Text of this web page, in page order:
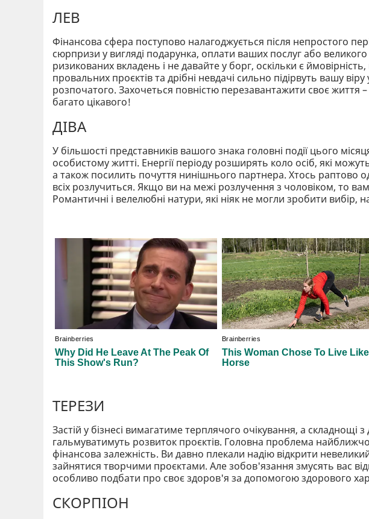
ЛЕВ
Фінансова сфера поступово налагоджується після непростого
сюрпризи у вигляді подарунка, оплати ваших послуг або великого
ризикованих вкладень і не давайте у борг, оскільки є
провальних проєктів та дрібні невдачі сильно підірвуть вашу
розпочатого. Захочеться повністю перезавантажити своє життя
багато цікавого!
ДІВА
У більшості представників вашого знака головні події цього
особистому житті. Енергії періоду розширять коло осіб, які
а також посилить почуття нинішнього партнера. Хтось раптово
всіх розлучиться. Якщо ви на межі розлучення з чоловіком, то
Романтичні і велелюбні натури, які ніяк не могли зробити
ТЕРЕЗИ
Застій у бізнесі вимагатиме терплячого очікування, а
гальмуватимуть розвиток проєктів. Головна проблема
фінансова залежність. Ви давно плекали надію відкрити
зайнятися творчими проєктами. Але зобов'язання змусять вас
особливо подбати про своє здоров'я за допомогою здорового
СКОРПІОН